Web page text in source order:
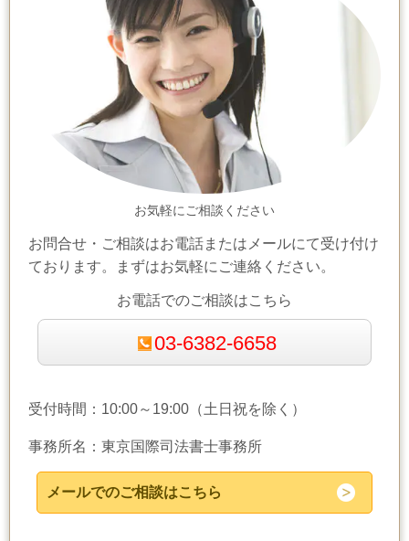
お気軽にご相談ください
お問合せ・ご相談はお電話またはメールにて受け付け
ております。まずはお気軽にご連絡ください。
お電話でのご相談はこちら
03-6382-6658
受付時間：10:00～19:00（土日祝を除く）
事務所名：東京国際司法書士事務所
メールでのご相談はこちら